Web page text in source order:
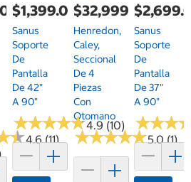
★
★4.6 (11)
$1,399.00
Sanus
Soporte
De
Pantalla
De 42"
A 90"
★★★★★
★★★★★4.9 (10)
$32,999.00
Henredon,
Caley,
Seccional
De 4
Piezas
Con
Otomano
★★★★★
★★★★★5.0 (1)
Sanus
Soporte
De
Pantalla
De 37"
A 90"
★★★
★★★